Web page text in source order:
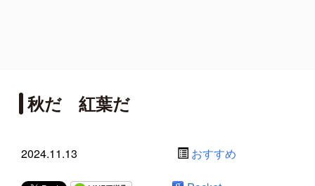
秋だ 紅葉だ
2024.11.13 おすすめ